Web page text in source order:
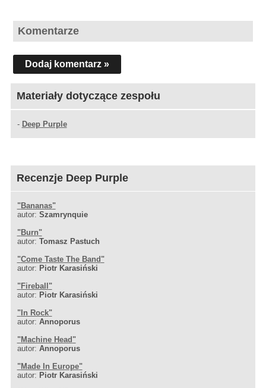
Komentarze
Dodaj komentarz »
Materiały dotyczące zespołu
- Deep Purple
Recenzje Deep Purple
"Bananas"
autor: Szamrynquie
"Burn"
autor: Tomasz Pastuch
"Come Taste The Band "
autor: Piotr Karasiński
"Fireball "
autor: Piotr Karasiński
"In Rock"
autor: Annoporus
"Machine Head "
autor: Annoporus
"Made In Europe"
autor: Piotr Karasiński